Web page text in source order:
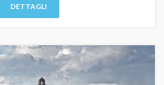
DETTAGLI